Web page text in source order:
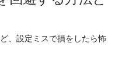
、設定ミスで損をしたら怖